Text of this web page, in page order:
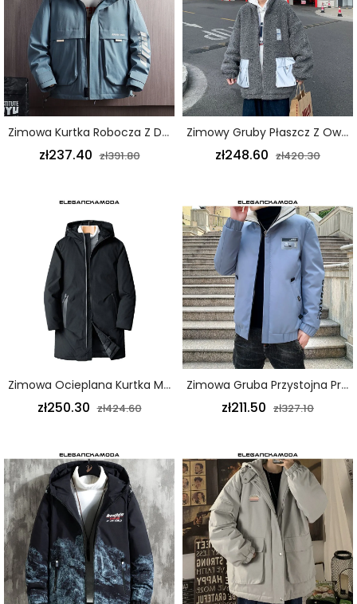
Zimowa Kurtka Robocza Z Dużymi Kieszeniami I Grubą Ocieplaną Męską Kurtką Z Kapturem W Kolorze Niebieskim
zł237.40 zł391.80
Zimowy Gruby Płaszcz Z Owczej Wełny Modna Męska Ocieplana Kurtka Szara
zł248.60 zł420.30
Zimowa Ocieplana Kurtka Męska Z Kapturem Długa Wiatroszczelna Plus Size Czarna
zł250.30 zł424.60
Zimowa Gruba Przystojna Prosta Wąska Ocieplana Kurtka Męska Z Zamkiem Błyskawicznym
zł211.50 zł327.10